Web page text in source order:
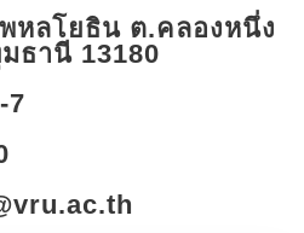
หลโยธิน ต.คลองหนึ่ง
ธานี 13180​
7